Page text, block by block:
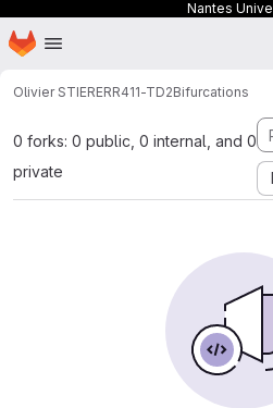
Nantes
Passer au contenu principal
Page d'accueil
Olivier STIERERR411-TD2Bifurcations
0 forks: 0 public, 0 internal, and 0
private